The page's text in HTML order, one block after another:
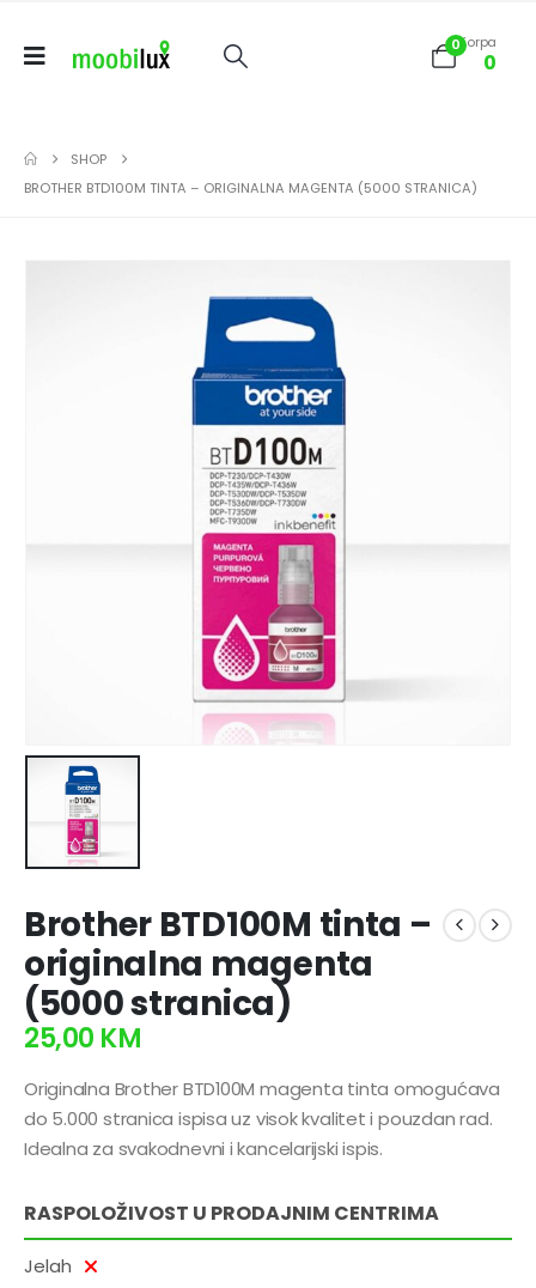
0Korpa
0
SHOP
BROTHER BTD100M TINTA – ORIGINALNA MAGENTA (5000 STRANICA)
Brother BTD100M tinta –
originalna magenta
(5000 stranica)
25,00 KM
Originalna Brother BTD100M magenta tinta omogućava
do 5.000 stranica ispisa uz visok kvalitet i pouzdan rad.
Idealna za svakodnevni i kancelarijski ispis.
RASPOLOŽIVOST U PRODAJNIM CENTRIMA
Jelah